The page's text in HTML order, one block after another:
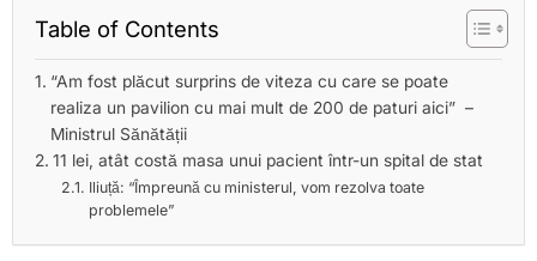
Table of Contents
“Am fost plăcut surprins de viteza cu care se poate
realiza un pavilion cu mai mult de 200 de paturi aici” –
Ministrul Sănătății
11 lei, atât costă masa unui pacient într-un spital de stat
Iliuță: “Împreună cu ministerul, vom rezolva toate
problemele”